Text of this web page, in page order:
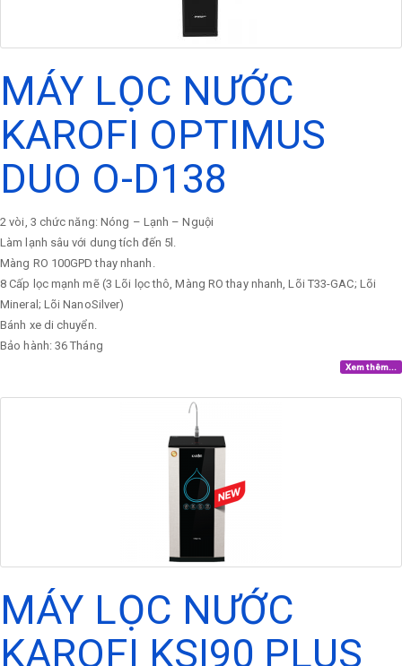
MÁY LỌC NƯỚC
KAROFI OPTIMUS
DUO O-D138
2 vòi, 3 chức năng: Nóng – Lạnh – Nguội
Làm lạnh sâu với dung tích đến 5l.
Màng RO 100GPD thay nhanh.
8 Cấp lọc mạnh mẽ (3 Lõi lọc thô, Màng RO thay nhanh, Lõi T33-GAC; Lõi
Mineral; Lõi NanoSilver)
Bánh xe di chuyển.
Bảo hành: 36 Tháng
Xem thêm...
MÁY LỌC NƯỚC
KAROFI KSI90 PLUS